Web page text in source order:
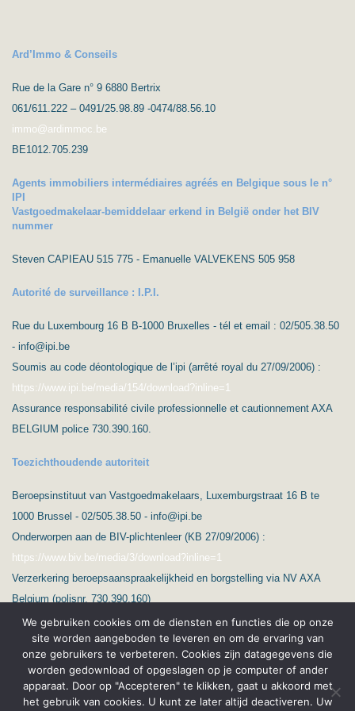
Ard’Immo & Conseils
Rue de la Gare n° 9 6880 Bertrix
061/611.222 – 0491/25.98.89 -0474/88.56.10
immo@ardimmoc.be
BE1012.705.239
Agents immobiliers intermédiaires agréés en Belgique sous le n°
IPI
Vastgoedmakelaar-bemiddelaar erkend in België onder het BIV
nummer
Steven CAPIEAU 515 775 - Emanuelle VALVEKENS 505 958
Autorité de surveillance : I.P.I.
Rue du Luxembourg 16 B B-1000 Bruxelles - tél et email : 02/505.38.50
- info@ipi.be
Soumis au code déontologique de l’ipi (arrêté royal du 27/09/2006) :
https://www.ipi.be/media/154/download?inline=1
Assurance responsabilité civile professionnelle et cautionnement AXA
BELGIUM police 730.390.160.
Toezichthoudende autoriteit
Beroepsinstituut van Vastgoedmakelaars, Luxemburgstraat 16 B te
1000 Brussel - 02/505.38.50 - info@ipi.be
Onderworpen aan de BIV-plichtenleer (KB 27/09/2006) :
https://www.biv.be/media/3/download?inline=1
Verzerkering beroepsaanspraakelijkheid en borgstelling via NV AXA
Belgium (polisnr. 730.390.160)
We gebruiken cookies om de diensten en functies die op onze
site worden aangeboden te leveren en om de ervaring van
onze gebruikers te verbeteren. Cookies zijn datagegevens die
worden gedownload of opgeslagen op je computer of ander
apparaat. Door op "Accepteren" te klikken, gaat u akkoord met
het gebruik van cookies. U kunt ze later altijd deactiveren. Uw